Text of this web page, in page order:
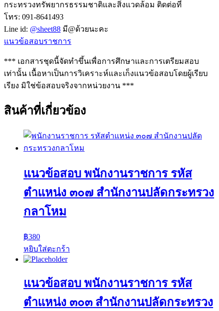
กระทรวงทรัพยากรธรรมชาติและสิ่งแวดล้อม ติดต่อที่
โทร: 091-8641493
Line id: @sheet88 มี@ด้วยนะคะ
แนวข้อสอบราชการ
*** เอกสารชุดนี้จัดทำขึ้นเพื่อการศึกษาและการเตรียมสอบ
เท่านั้น เนื้อหาเป็นการวิเคราะห์และเก็งแนวข้อสอบโดยผู้เรียบ
เรียง มิใช่ข้อสอบจริงจากหน่วยงาน ***
สินค้าที่เกี่ยวข้อง
แนวข้อสอบ พนักงานราชการ รหัส
ตำแหน่ง ๓๐๗ สำนักงานปลัดกระทรวง
กลาโหม
฿380
หยิบใส่ตะกร้า
แนวข้อสอบ พนักงานราชการ รหัส
ตำแหน่ง ๓๐๓ สำนักงานปลัดกระทรวง